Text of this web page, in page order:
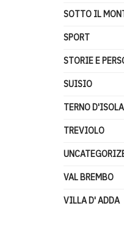
SOTTO IL
SPORT
STORIE E
SUISIO
TERNO D'ISOLA
TREVIOLO
VAL BREMBO
VILLA D' ADDA